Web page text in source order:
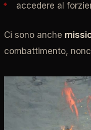
accedere al
Ci sono anche
combattimento,